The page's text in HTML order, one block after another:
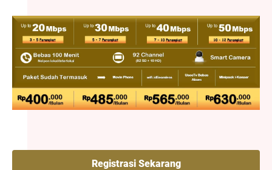
Registrasi Sekarang